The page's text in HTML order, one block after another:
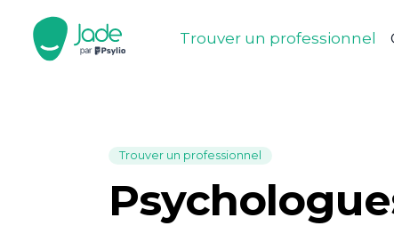
Trouver un professionnel
Trouver un professionnel